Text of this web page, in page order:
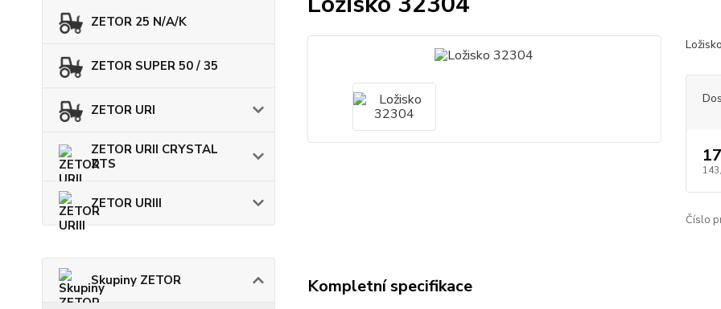
ZETOR 25 N/A/K
ZETOR SUPER 50 / 35
ZETOR URI
ZETOR URII CRYSTAL
ZTS
ZETOR URIII
Skupiny ZETOR
Číslo
Kompletní specifikace